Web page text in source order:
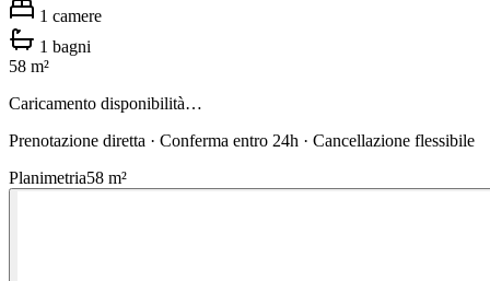
1 camere
1 bagni
58 m²
Caricamento disponibilità…
Prenotazione diretta · Conferma entro 24h · Cancellazione flessibile
Planimetria58 m²